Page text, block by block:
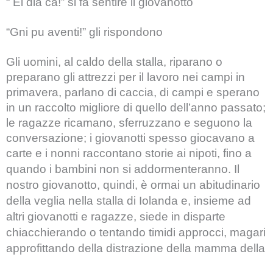
“Gni pu aventi!” gli rispondono
Gli uomini, al caldo della stalla, riparano o
preparano gli attrezzi per il lavoro nei campi in
primavera, parlano di caccia, di campi e sperano
in un raccolto migliore di quello dell’anno passato;
le ragazze ricamano, sferruzzano e seguono la
conversazione; i giovanotti spesso giocavano a
carte e i nonni raccontano storie ai nipoti, fino a
quando i bambini non si addormenteranno. Il
nostro giovanotto, quindi, è ormai un abitudinario
della veglia nella stalla di Iolanda e, insieme ad
altri giovanotti e ragazze, siede in disparte
chiacchierando o tentando timidi approcci, magari
approfittando della distrazione della mamma della